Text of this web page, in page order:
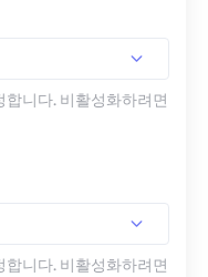
합니다. 비활성화하려면
합니다. 비활성화하려면